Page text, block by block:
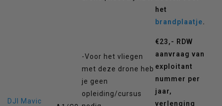
het
brandplaatje.
DJI Mavic
-Voor het vliegen
met deze drone heb
je geen
opleiding/cursus
€23,- RDW
aanvraag van
exploitant
nummer per
jaar,
verlenging